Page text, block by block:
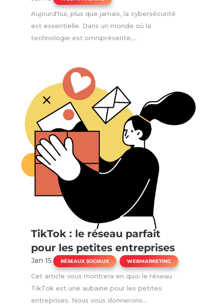
Aujourd'hui, plus que jamais, la cybersécurité
est essentielle. Dans un monde où la
technologie est omniprésente,...
TikTok : le réseau parfait
pour les petites entreprises
Jan 15 | RÉSEAUX SOCIAUX , WEBMARKETING
Cet article vous montrera en quoi le réseau
TikTok est une aubaine pour les petites
entreprises. Nous vous donnerons...